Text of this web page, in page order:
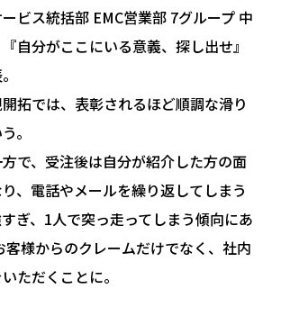
ビス統括部 EMC営業部 7グループ 中
自分がここにいる意義、探し出せ』
拓では、表彰されるほど順調な滑り
。
で、受注後は自分が紹介した方の面
、電話やメールを繰り返してしまう
ぎ、1人で突っ走ってしまう傾向にあ
客様からのクレームだけでなく、社内
ただくことに。